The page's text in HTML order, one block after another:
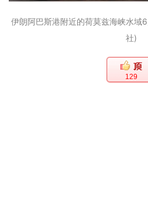
伊朗阿巴斯港附近的荷莫兹海峡水域
社)
129